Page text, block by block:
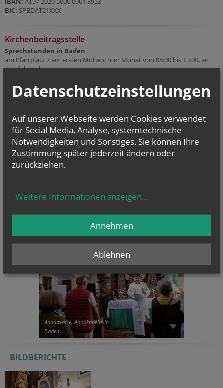
BIC: SPBDAT21XXX
Kirchenbeitragsstelle
Sprechstunden in Baden
am Pfarrplatz 7 am ersten Mittwoch im Monat von 08:00 bis 13:00, an
den folgenden Tagen:
04. 11. 2026
02. 12. 2026
Annamesse, Annakapelle in
Baden
BILDBERICHTE
Datenschutzeinstellungen
Auf unserer Webseite werden Cookies verwendet
für Social Media, Analyse, systemtechnische
Notwendigkeiten und Sonstiges. Sie können Ihre
Zustimmung später jederzeit ändern oder
zurückziehen.
Weitere Informationen anzeigen...
Ablehnen
Annehmen